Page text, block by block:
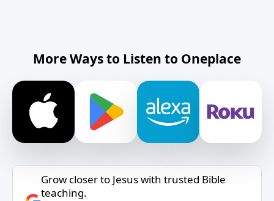
More Ways to Listen to Oneplace
Grow closer to Jesus with trusted Bible
teaching.